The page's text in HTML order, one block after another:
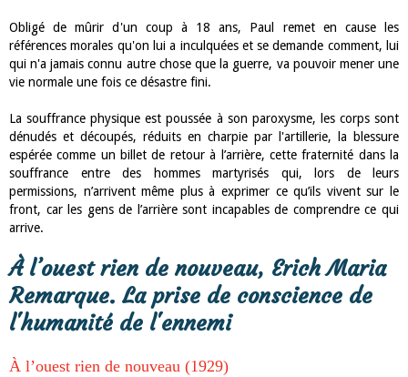
Obligé de mûrir d'un coup à 18 ans, Paul remet en cause les
références morales qu'on lui a inculquées et se demande comment, lui
qui n'a jamais connu autre chose que la guerre, va pouvoir mener une
vie normale une fois ce désastre fini.
La souffrance physique est poussée à son paroxysme, les corps sont
dénudés et découpés, réduits en charpie par l'artillerie, la blessure
espérée comme un billet de retour à l’arrière, cette fraternité dans la
souffrance entre des hommes martyrisés qui, lors de leurs
permissions, n’arrivent même plus à exprimer ce qu’ils vivent sur le
front, car les gens de l’arrière sont incapables de comprendre ce qui
arrive.
À l’ouest rien de nouveau, Erich Maria
Remarque. La prise de conscience de
l'humanité de l'ennemi
À l’ouest rien de nouveau (1929)